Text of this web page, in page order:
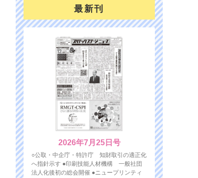
最新刊
2026年7月25日号
○公取・中企庁・特許庁 知財取引の適正化
へ指針示す ●印刷技能人材機構 一般社団
法人化後初の総会開催 ●ニュープリンティ